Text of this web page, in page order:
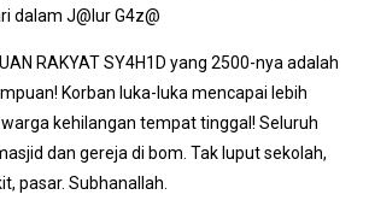
dalam J@lur G4z@
RAKYAT SY4H1D yang 2500-nya adalah
Korban luka-luka mencapai lebih
kehilangan tempat tinggal! Seluruh
dan gereja di bom. Tak luput sekolah,
pasar. Subhanallah.